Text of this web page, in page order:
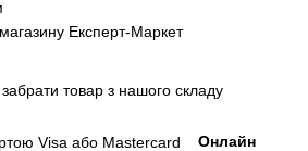
товар з нашого складу
Онлайн